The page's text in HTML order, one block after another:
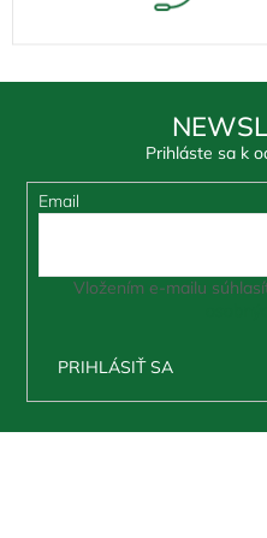
Prihláste sa k
Email
Vložením e-mailu
PRIHLÁSIŤ SA